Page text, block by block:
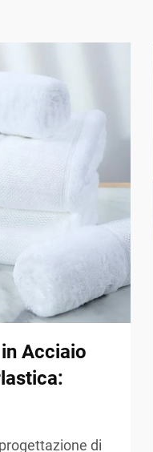
Acciaio
di